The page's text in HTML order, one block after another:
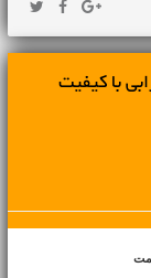
با کیفیت